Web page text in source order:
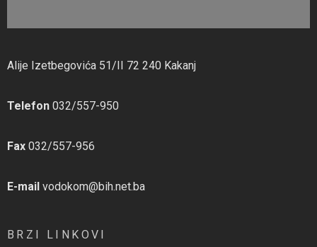
Alije Izetbegovića 51/II 72 240 Kakanj
Telefon 032/557-950
Fax 032/557-956
E-mail vodokom@bih.net.ba
BRZI LINKOVI